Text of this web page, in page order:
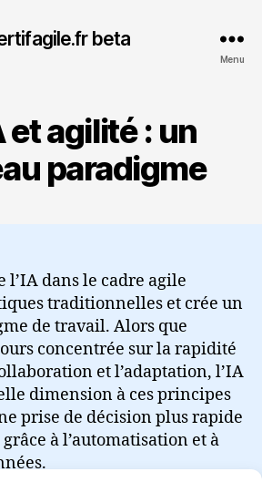
beta
Menu
et agilité : un
paradigme
l’IA dans le cadre agile
traditionnelles et crée un
de travail. Alors que
concentrée sur la rapidité
et l’adaptation, l’IA
dimension à ces principes
prise de décision plus rapide
à l’automatisation et à